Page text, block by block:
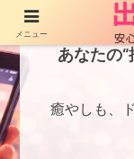
あなたの
癒やしも、
メニュー